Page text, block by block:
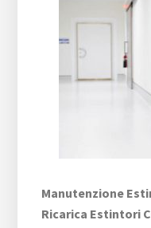
Manutenzione
Ricarica Estintori